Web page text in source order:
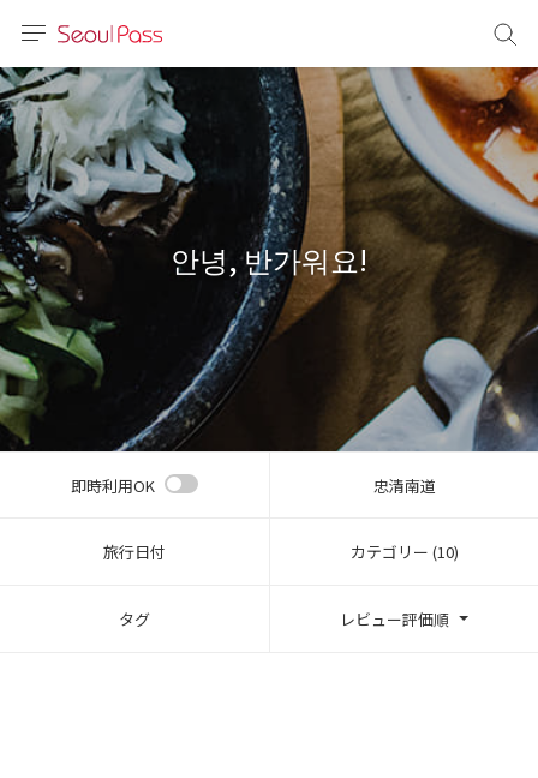
体)
文 (台灣)
안녕, 반가워요!
即時利用OK 忠清南道
旅行日付 カテゴリー (10)
タグ レビュー評価順